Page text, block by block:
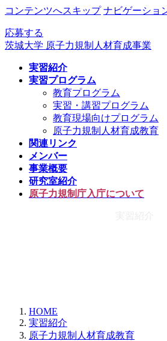
コンテンツへスキップ ナビゲーショ
応募する
茨城大学 原子力規制人材育成事業
実習紹介
実習プログラム
教育プログラム
実習・講習プログラム
教育現場向けプログラム
原子力規制人材育成教育
関連リンク
メンバー
事業概要
研究室紹介
原子力規制庁入庁について
HOME
実習紹介
原子力規制人材育成教育